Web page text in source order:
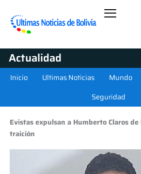
Actualidad
Inicio Ultimas Noticias Mundo
Seguridad
Evistas expulsan a Humberto Claros
traición